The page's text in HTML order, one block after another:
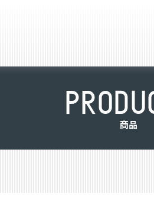
PRODU
商品